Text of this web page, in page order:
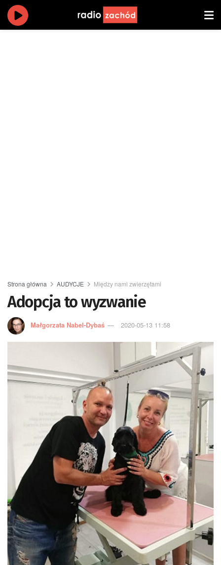
Strona główna AUDYCJE Między nami zwierzętami
Adopcja to wyzwanie
Małgorzata Nabel-Dybaś 2020-05-13 11:58